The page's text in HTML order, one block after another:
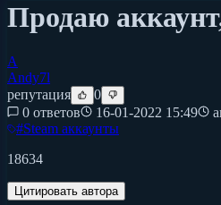
Продаю
A
Andy7l
репутация
0
0 ответов
16-01-2022 15:49
#Steam аккаунты
18634
Цитировать автора